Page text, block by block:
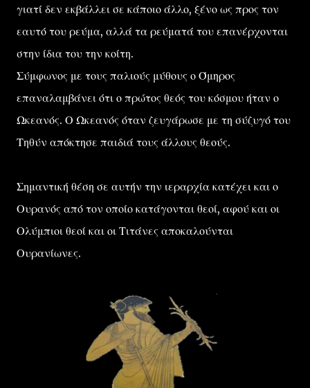
γιατί δεν εκβάλλει σε κάποιο άλλο, ξένο ως προς τον
εαυτό του ρεύμα, αλλά τα ρεύματά του επανέρχονται
στην ίδια του την κοίτη.
Σύμφωνος με τους παλιούς μύθους ο Όμηρος
επαναλαμβάνει ότι ο πρώτος θεός του κόσμου ήταν ο
Ωκεανός. Ο Ωκεανός όταν ζευγάρωσε με τη σύζυγό του
Τηθύν απόκτησε παιδιά τους άλλους θεούς.
Σημαντική θέση σε αυτήν την ιεραρχία κατέχει και ο
Ουρανός από τον οποίο κατάγονται θεοί, αφού και οι
Ολύμπιοι θεοί και οι Τιτάνες αποκαλούνται
Ουρανίωνες.